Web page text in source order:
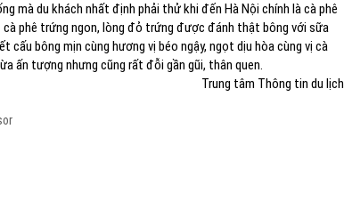
mà du khách nhất định phải thử khi đến Hà Nội chính là cà phê
phê trứng ngon, lòng đỏ trứng được đánh thật bông với sữa
bông mịn cùng hương vị béo ngậy, ngọt dịu hòa cùng vị cà
ấn tượng nhưng cũng rất đỗi gần gũi, thân quen.
Trung tâm Thông tin du lịch